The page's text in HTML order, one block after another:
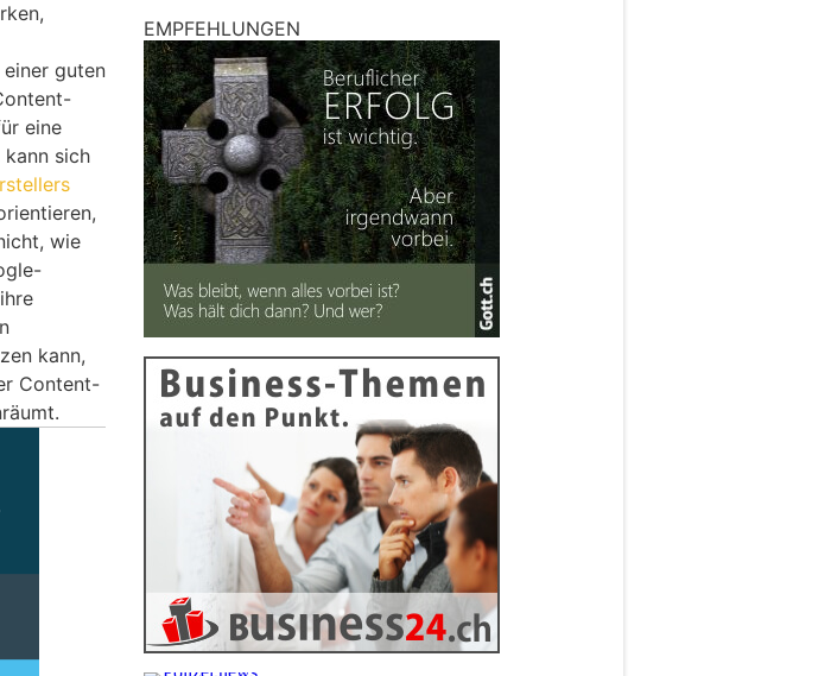
guten
eine
sich
wie
kann,
Content-
EMPFEHLUNGEN